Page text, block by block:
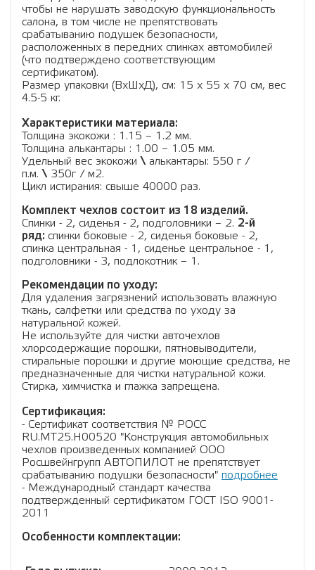
чтобы не нарушать заводскую функциональность
салона, в том числе не препятствовать
срабатыванию подушек безопасности,
расположенных в передних спинках автомобилей
(что подтверждено соответствующим
сертификатом).
Размер упаковки (ВхШхД), см: 15 x 55 x 70 см, вес
4.5-5 кг.
Характеристики материала:
Толщина экокожи : 1.15 – 1.2 мм.
Толщина алькантары : 1.00 – 1.05 мм.
Удельный вес экокожи \алькантары: 550 г /
п.м. \350г / м2.
Цикл истирания: свыше 40000 раз.
Комплект чехлов состоит из 18 изделий.
Cпинки - 2, сиденья - 2, подголовники – 2. 2-й
ряд: спинки боковые - 2, сиденья боковые - 2,
спинка центральная - 1, сиденье центральное - 1,
подголовники - 3, подлокотник – 1.
Рекомендации по уходу:
Для удаления загрязнений использовать влажную
ткань, салфетки или средства по уходу за
натуральной кожей.
Не используйте для чистки авточехлов
хлорсодержащие порошки, пятновыводители,
стиральные порошки и другие моющие средства, не
предназначенные для чистки натуральной кожи.
Стирка, химчистка и глажка запрещена.
Сертификация:
- Сертификат соответствия № РОСС
RU.МТ25.Н00520 "Конструкция автомобильных
чехлов произведенных компанией ООО
Росшвейнгрупп АВТОПИЛОТ не препятствует
срабатыванию подушки безопасности" подробнее
- Международный стандарт качества
подтвержденный сертификатом ГОСТ ISO 9001-
2011
Особенности комплектации: